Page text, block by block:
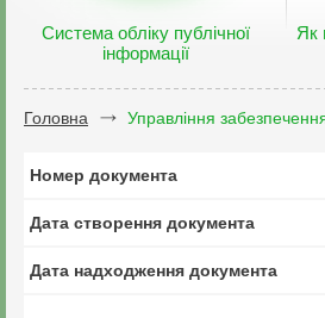
Система обліку публічної
інформації
Як
Головна Управління
Номер документа
Дата створення документа
Дата надходження документа